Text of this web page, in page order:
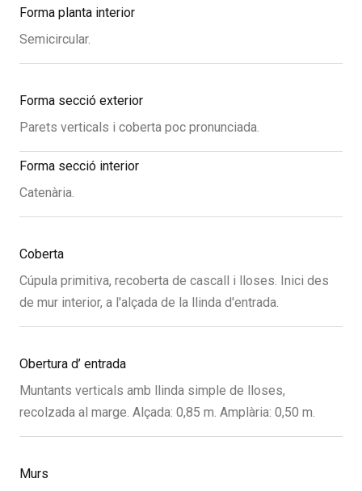
Forma planta interior
Semicircular.
Forma secció exterior
Parets verticals i coberta poc pronunciada.
Forma secció interior
Catenària.
Coberta
Cúpula primitiva, recoberta de cascall i lloses. Inici des
de mur interior, a l'alçada de la llinda d'entrada.
Obertura d’ entrada
Muntants verticals amb llinda simple de lloses,
recolzada al marge. Alçada: 0,85 m. Amplària: 0,50 m.
Murs